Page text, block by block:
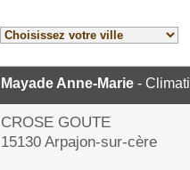
Mayade Anne-Marie -
CROSE GOUTE
15130 Arpajon-sur-cère